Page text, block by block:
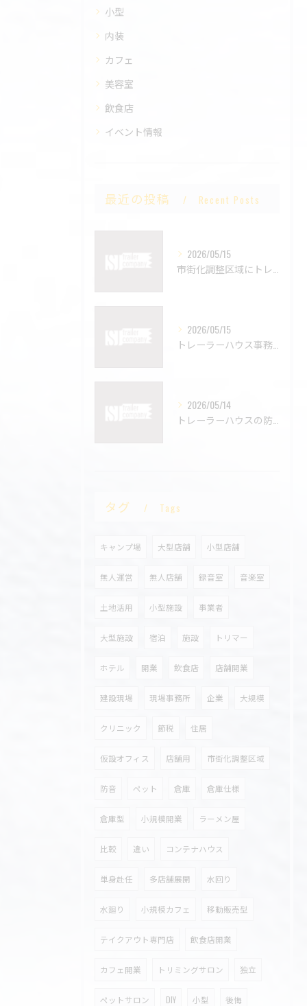
小型
内装
カフェ
美容室
飲食店
イベント情報
最近の投稿 Recent Posts
2026/05/15
2026/05/15
2026/05/14
タグ Tags
キャンプ場 大型店舗 小型店舗
無人運営 無人店舗 録音室 音楽室
土地活用 小型施設 事業者
大型施設 宿泊 施設 トリマー
ホテル 開業 飲食店 店舗開業
建設現場 現場事務所 企業 大規模
クリニック 節税 住居
仮設オフィス 店舗用 市街化調整区域
防音 ペット 倉庫 倉庫仕様
倉庫型 小規模開業 ラーメン屋
比較 違い コンテナハウス
単身赴任 多店舗展開 水回り
水廻り 小規模カフェ 移動販売型
テイクアウト専門店 飲食店開業
カフェ開業 トリミングサロン 独立
ペットサロン DIY 小型 後悔